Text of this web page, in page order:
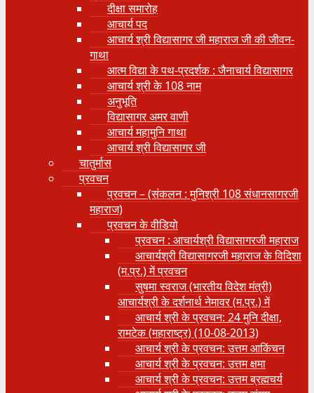
दीक्षा समारोह
आचार्य पद
आचार्य श्री विद्यासागर जी महाराज जी की जीवन-
गाथा
आत्म विद्या के पथ-प्रदर्शक : जैनाचार्य विद्यासागर
आचार्य श्री के 108 नाम
अनुभूति
विद्यासागर अमर वाणी
आचार्य महामुनि गाथा
आचार्य श्री विद्यासागर जी
चातुर्मास
प्रवचन
प्रवचन – (संकलन : मुनिश्री 108 संधानसागरजी
महाराज)
प्रवचन के वीडियो
प्रवचन : आचार्यश्री ‍विद्यासागरजी महाराज
आचार्यश्री विद्यासागरजी महाराज के विदिशा
(म.प्र.) में प्रवचन
सुषमा स्वराज (भारतीय विदेश मंत्री)
आचार्यश्री के दर्शनार्थ नेमावर (म.प्र.) में
आचार्य श्री के प्रवचन: 24 मुनि दीक्षा,
रामटेक (महाराष्ट्र) (10-08-2013)
आचार्य श्री के प्रवचन: उत्तम आकिंचन
आचार्य श्री के प्रवचन: उत्तम क्षमा
आचार्य श्री के प्रवचन: उत्तम ब्रह्मचर्य